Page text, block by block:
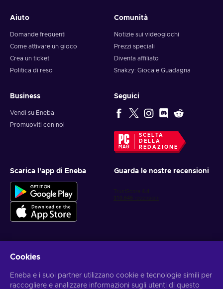
Aiuto
Domande frequenti
Come attivare un gioco
Crea un ticket
Politica di reso
Comunità
Notizie sui videogiochi
Prezzi speciali
Diventa affiliato
Snakzy: Gioca e Guadagna
Business
Vendi su Eneba
Promuoviti con noi
Seguici
SCELTA
DELLA
REDAZIONE
Scarica l'app di Eneba Guarda le nostre recensioni
Ottieni offerte di gioco personalizzate
Iscriviti
Cookies
Eneba e i suoi partner utilizzano cookie e tecnologie simili per
raccogliere e analizzare informazioni sugli utenti di questo